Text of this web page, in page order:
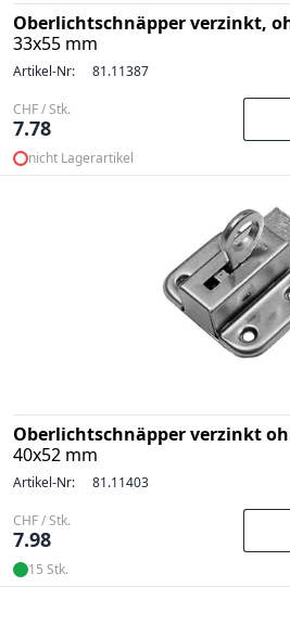
Oberlichtschnäpper verzinkt,
33x55 mm
Artikel-Nr: 81.11387
CHF / Stk.
7.78
nicht Lagerartikel
Oberlichtschnäpper verzinkt
40x52 mm
Artikel-Nr: 81.11403
CHF / Stk.
7.98
15 Stk.